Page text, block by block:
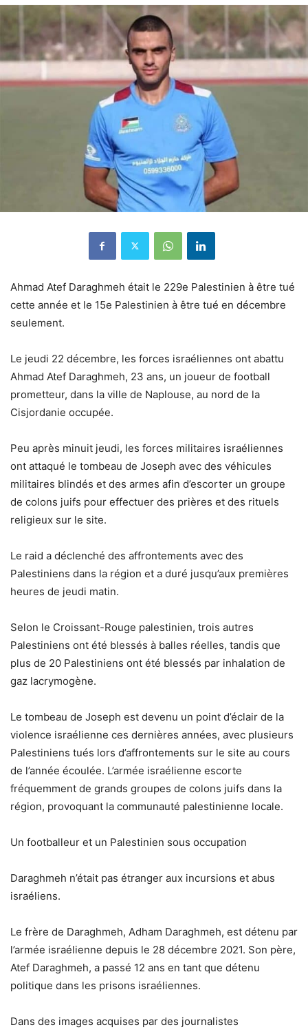
Ahmad Atef Daraghmeh était le 229e Palestinien à être tué
cette année et le 15e Palestinien à être tué en décembre
seulement.
Le jeudi 22 décembre, les forces israéliennes ont abattu
Ahmad Atef Daraghmeh, 23 ans, un joueur de football
prometteur, dans la ville de Naplouse, au nord de la
Cisjordanie occupée.
Peu après minuit jeudi, les forces militaires israéliennes
ont attaqué le tombeau de Joseph avec des véhicules
militaires blindés et des armes afin d’escorter un groupe
de colons juifs pour effectuer des prières et des rituels
religieux sur le site.
Le raid a déclenché des affrontements avec des
Palestiniens dans la région et a duré jusqu’aux premières
heures de jeudi matin.
Selon le Croissant-Rouge palestinien, trois autres
Palestiniens ont été blessés à balles réelles, tandis que
plus de 20 Palestiniens ont été blessés par inhalation de
gaz lacrymogène.
Le tombeau de Joseph est devenu un point d’éclair de la
violence israélienne ces dernières années, avec plusieurs
Palestiniens tués lors d’affrontements sur le site au cours
de l’année écoulée. L’armée israélienne escorte
fréquemment de grands groupes de colons juifs dans la
région, provoquant la communauté palestinienne locale.
Un footballeur et un Palestinien sous occupation
Daraghmeh n’était pas étranger aux incursions et abus
israéliens.
Le frère de Daraghmeh, Adham Daraghmeh, est détenu par
l’armée israélienne depuis le 28 décembre 2021. Son père,
Atef Daraghmeh, a passé 12 ans en tant que détenu
politique dans les prisons israéliennes.
Dans des images acquises par des journalistes